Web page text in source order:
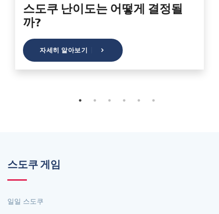
스도쿠 난이도는 어떻게 결정될
까?
자세히 알아보기
스도쿠 게임
일일 스도쿠